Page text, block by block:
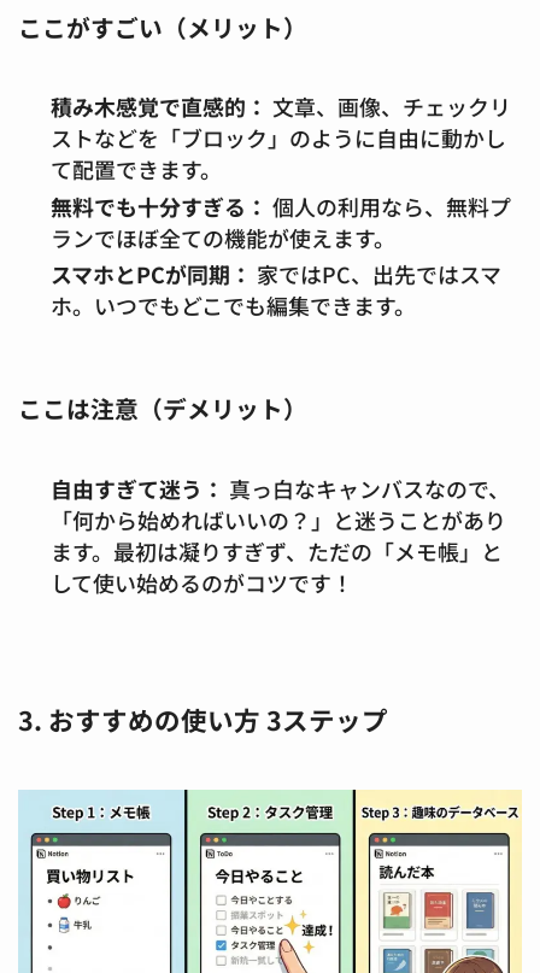
ここがすごい（メリット）
積み木感覚で直感的： 文章、画像、チェックリ
ストなどを「ブロック」のように自由に動かし
て配置できます。
無料でも十分すぎる： 個人の利用なら、無料プ
ランでほぼ全ての機能が使えます。
スマホとPCが同期： 家ではPC、出先ではスマ
ホ。いつでもどこでも編集できます。
ここは注意（デメリット）
自由すぎて迷う： 真っ白なキャンバスなので、
「何から始めればいいの？」と迷うことがあり
ます。最初は凝りすぎず、ただの「メモ帳」と
して使い始めるのがコツです！
3. おすすめの使い方 3ステップ